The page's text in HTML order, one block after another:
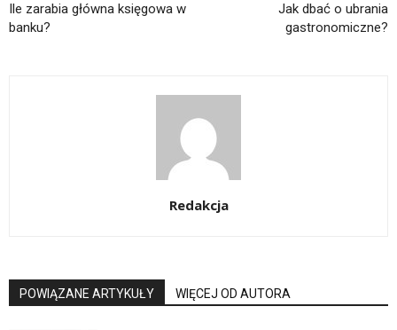
Ile zarabia główna księgowa w
banku?
Jak dbać o ubrania
gastronomiczne?
Redakcja
POWIĄZANE ARTYKUŁY WIĘCEJ OD AUTORA